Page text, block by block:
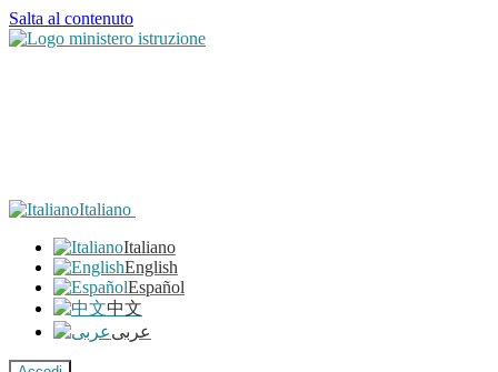
Salta al contenuto
Italiano
Italiano
English
Español
中文
عربى